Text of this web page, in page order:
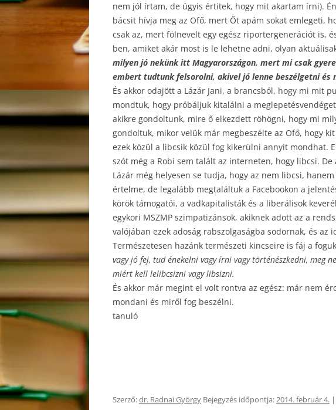
nem jól írtam, de úgyis értitek, hogy mit akartam írni).
bácsit hívja meg az Ofő, mert Őt apám sokat emlegeti,
csak az, mert fölnevelt egy egész riportergenerációt is,
ben, amiket akár most is le lehetne adni, olyan
milyen jó nekünk itt Magyarországon, mert mi csak
embert tudtunk felsorolni, akivel jó lenne beszélgetni és
És akkor odajött a Lázár Jani, a brancsból, hogy mi mit
mondtuk, hogy próbáljuk kitalálni a
akikre gondoltunk, mire ő elkezdett röhögni, hogy mi
gondoltuk, mikor velük már megbeszélte az Ofő, hogy
ezek közül a libcsik közül fog kikerülni annyit mondhat.
szót még a Robi sem talált az interneten, hogy libcsi.
Lázár még helyesen se tudja, hogy az nem libcsi,
értelme, de legalább megtaláltuk a Facebookon a
körök támogatói, a vadkapitalisták és a liberálisok
egykori MSZMP szimpatizánsok, akiknek adott az a
valójában ezek adoság rabszolgaságba sodornak, és
Természetesen hazánk természeti kincseire is fáj a
vagy jó fej, tud énekelni vagy írni vagy történészkedni, meg
miért kell lelibcsizni vagy libsizni.
És akkor már megint el volt rontva az egész: már nem
mondani és miről fog beszélni.
tanuló
Szerző:dr. Radnai György Bejegyzés időpontja:2014. február 4.